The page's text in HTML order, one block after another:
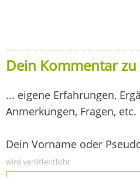
Dein Kommentar
... eigene Erfahrungen,
Anmerkungen, Fragen, etc.
Dein Vorname oder
wird veröffentlicht